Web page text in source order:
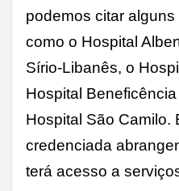
podemos citar
como o Hospital
Sírio-Libanês, o
Hospital
Hospital São Camilo.
credenciada
terá acesso a